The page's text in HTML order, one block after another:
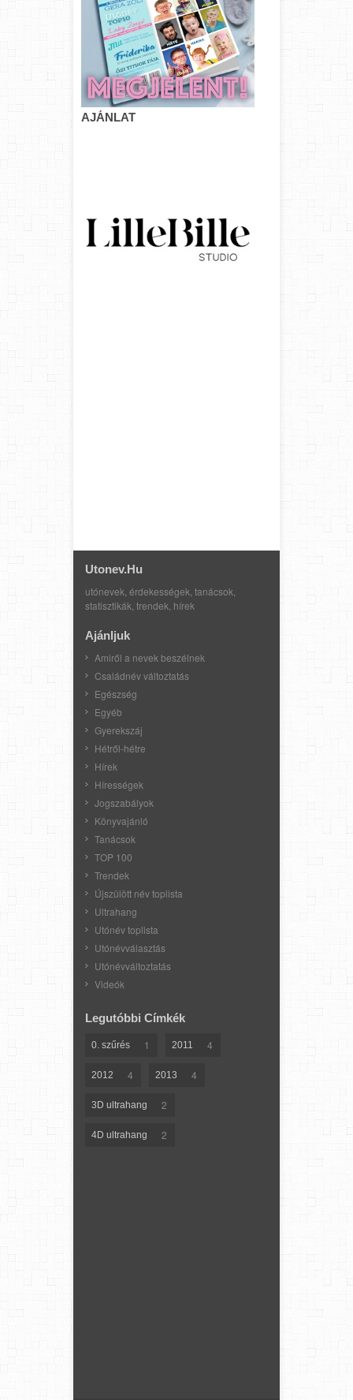
AJÁNLAT
Utonev.hu
utónevek, érdekességek, tanácsok,
statisztikák, trendek, hírek
Ajánljuk
Amiről a nevek beszélnek
Családnév változtatás
Egészség
Egyéb
Gyerekszáj
Hétről-hétre
Hírek
Hírességek
Jogszabályok
Könyvajánló
Tanácsok
TOP 100
Trendek
Újszülött név toplista
Ultrahang
Utónév toplista
Utónévválasztás
Utónévváltoztatás
Videók
Legutóbbi Címkék
0. szűrés 1 2011 4
2012 4 2013 4
3D ultrahang 2
4D ultrahang 2